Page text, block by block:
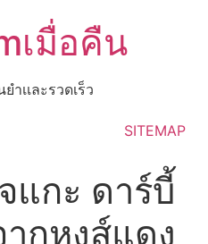
เมื่อคืน
เเละรวดเร็ว
SITEMAP
แกะ ดาร์บี้
กหงส์แดง